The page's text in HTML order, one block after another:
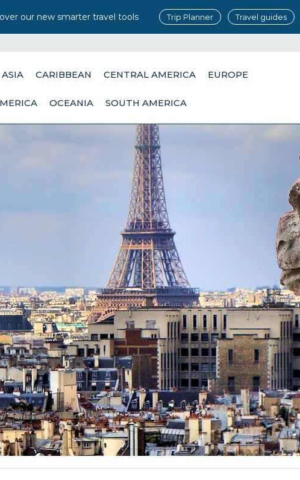
our new smarter travel tools Trip Planner Travel guides
ASIA CARIBBEAN CENTRAL AMERICA EUROPE
OCEANIA SOUTH AMERICA